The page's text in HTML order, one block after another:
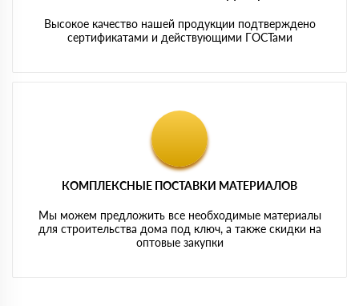
Высокое качество нашей продукции подтверждено
сертификатами и действующими ГОСТами
КОМПЛЕКСНЫЕ ПОСТАВКИ МАТЕРИАЛОВ
Мы можем предложить все необходимые материалы
для строительства дома под ключ, а также скидки на
оптовые закупки